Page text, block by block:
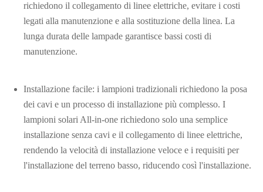
richiedono il collegamento di linee elettriche, evitare i costi
legati alla manutenzione e alla sostituzione della linea. La
lunga durata delle lampade garantisce bassi costi di
manutenzione.
Installazione facile: i lampioni tradizionali richiedono la posa
dei cavi e un processo di installazione più complesso. I
lampioni solari All-in-one richiedono solo una semplice
installazione senza cavi e il collegamento di linee elettriche,
rendendo la velocità di installazione veloce e i requisiti per
l'installazione del terreno basso, riducendo così l'installazione.